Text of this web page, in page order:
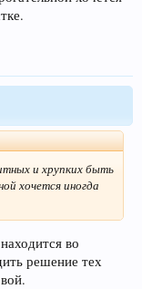
и хрупких быть
хочется иногда
во
решение тех